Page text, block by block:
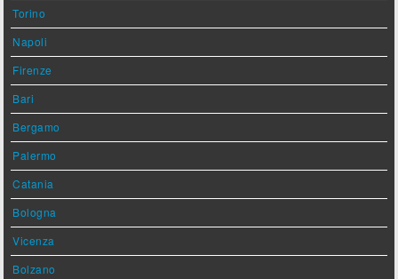
Torino
Napoli
Firenze
Bari
Bergamo
Palermo
Catania
Bologna
Vicenza
Bolzano